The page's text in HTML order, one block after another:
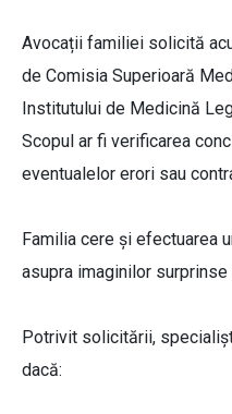
Avocații familiei solicită
de Comisia Superioară
Institutului de Medicină
Scopul ar fi verificarea
eventualelor erori sau
Familia cere și efectuarea
asupra imaginilor
Potrivit solicitării,
dacă: